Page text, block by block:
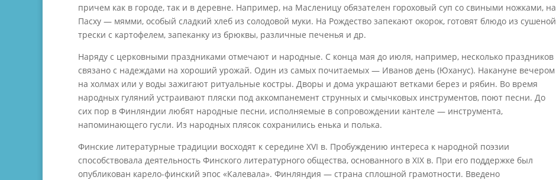
причем как в городе, так и в деревне. Например, на Масленицу обязателен гороховый суп со свиными ножками, на
Пасху — мямми, особый сладкий хлеб из солодовой муки. На Рождество запекают окорок, готовят блюдо из сушеной
трески с картофелем, запеканку из брюквы, различные печенья и др.
Наряду с церковными праздниками отмечают и народные. С конца мая до июля, например, несколько праздников
связано с надеждами на хороший урожай. Один из самых почитаемых — Иванов день (Юханус). Накануне вечером
на холмах или у воды зажигают ритуальные костры. Дворы и дома украшают ветками берез и рябин. Во время
народных гуляний устраивают пляски под аккомпанемент струнных и смычковых инструментов, поют песни. До
сих пор в Финляндии любят народные песни, исполняемые в сопровождении кантеле — инструмента,
напоминающего гусли. Из народных плясок сохранились енька и полька.
Финские литературные традиции восходят к середине XVI в. Пробуждению интереса к народной поэзии
способствовала деятельность Финского литературного общества, основанного в XIX в. При его поддержке был
опубликован карело-финский эпос «Калевала». Финляндия — страна сплошной грамотности. Введено